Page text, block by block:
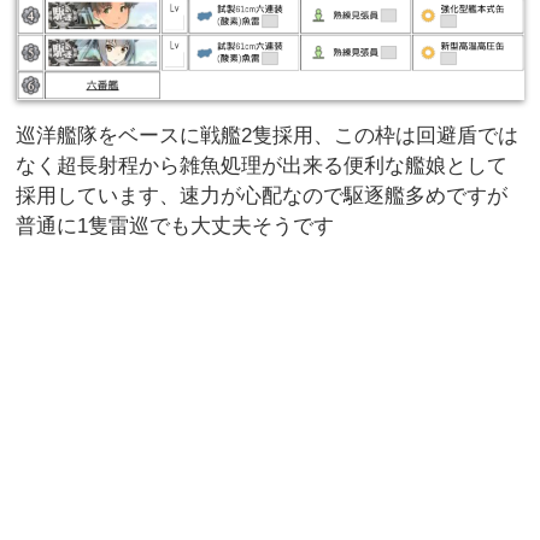
巡洋艦隊をベースに戦艦2隻採用、この枠は回避盾では
なく超長射程から雑魚処理が出来る便利な艦娘として
採用しています、速力が心配なので駆逐艦多めですが
普通に1隻雷巡でも大丈夫そうです